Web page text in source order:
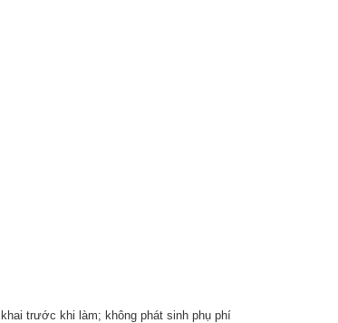
trước khi làm; không phát sinh phụ phí